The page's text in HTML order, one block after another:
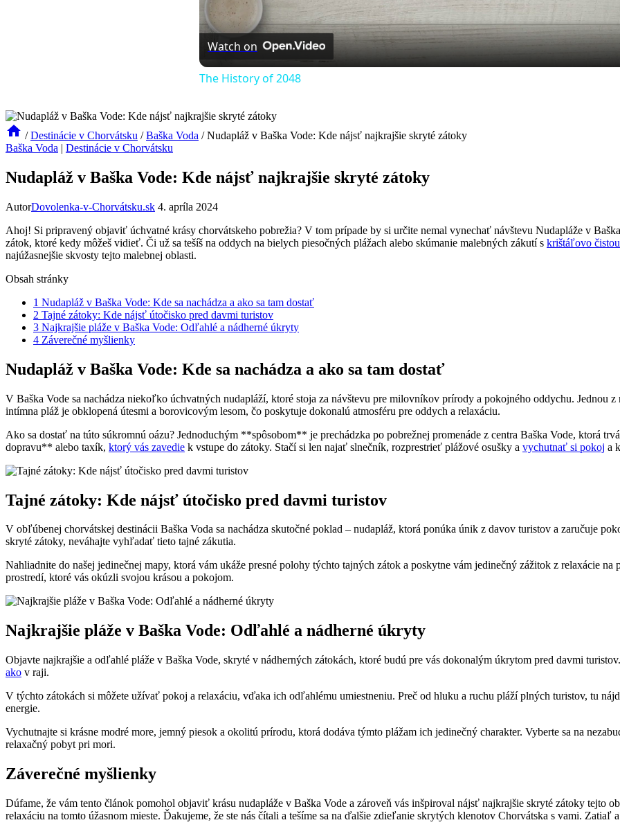
Watch on
The History of 2048
/ Destinácie v Chorvátsku / Baška Voda / Nudapláž v Baška Vode: Kde nájsť najkrajšie skryté zátoky
Baška Voda | Destinácie v Chorvátsku
Nudapláž v Baška Vode: Kde nájsť najkrajšie skryté zátoky
AutorDovolenka-v-Chorvátsku.sk 4. apríla 2024
Ahoj! Si pripravený objaviť úchvatné krásy chorvátskeho pobrežia? V tom prípade by si určite nemal vynechať návštevu Nudapláže v
zátok, ktoré kedy môžeš vidieť. Či už sa tešíš na oddych na bielych piesočných plážach alebo skúmanie malebných zákutí s krištáľovo
najúžasnejšie skvosty tejto malebnej oblasti.
Obsah stránky
1 Nudapláž v Baška Vode: Kde sa nachádza a ako sa tam dostať
2 Tajné zátoky: Kde nájsť útočisko pred davmi turistov
3 Najkrajšie pláže v Baška Vode: Odľahlé a nádherné úkryty
4 Záverečné myšlienky
Nudapláž v Baška Vode: Kde sa nachádza a ako sa tam dostať
V Baška Vode sa nachádza niekoľko úchvatných nudapláží, ktoré stoja za návštevu pre milovníkov prírody a pokojného oddychu. Jednou
intímna pláž je obklopená útesmi a borovicovým lesom, čo poskytuje dokonalú atmosféru pre oddych a relaxáciu.
Ako sa dostať na túto súkromnú oázu? Jednoduchým **spôsobom** je prechádzka po pobrežnej promenáde z centra Baška Vode, ktorá
dopravu** alebo taxík, ktorý vás zavedie k vstupe do zátoky. Stačí si len najať slnečník, rozprestrieť plážové osušky a vychutnať si pokoj a
Tajné zátoky: Kde nájsť útočisko pred davmi turistov
V obľúbenej chorvátskej destinácii Baška Voda sa nachádza skutočné poklad – nudapláž, ktorá ponúka únik z davov turistov a zaručuje
skryté zátoky, neváhajte vyhľadať tieto tajné zákutia.
Nahliadnite do našej jedinečnej mapy, ktorá vám ukáže presné polohy týchto tajných zátok a poskytne vám jedinečný zážitok z relaxácie na
prostredí, ktoré vás okúzli svojou krásou a pokojom.
Najkrajšie pláže v Baška Vode: Odľahlé a nádherné úkryty
Objavte najkrajšie a odľahlé pláže v Baška Vode, skryté v nádherných zátokách, ktoré budú pre vás dokonalým úkrytom pred davmi
ako v raji.
V týchto zátokách si môžete užívať pokoj a relaxáciu, vďaka ich odľahlému umiestneniu. Preč od hluku a ruchu pláží plných turistov, tu
energie.
Vychutnajte si krásne modré more, jemný piesok a okolitú prírodu, ktorá dodáva týmto plážam ich jedinečný charakter. Vyberte sa na
relaxačný pobyt pri mori.
Záverečné myšlienky
Dúfame, že vám tento článok pomohol objaviť krásu nudapláže v Baška Vode a zároveň vás inšpiroval nájsť najkrajšie skryté zátoky tejto
relaxáciu na tomto úžasnom mieste. Ďakujeme, že ste nás čítali a tešíme sa na ďalšie zdieľanie skrytých klenotov Chorvátska s vami. Zatiaľ